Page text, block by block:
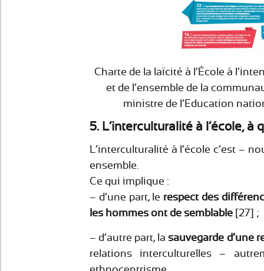
Charte de la laïcité à l’École à
et de l’ensemble de la
ministre de l’Education
5. L’interculturalité à l’école, à
L’interculturalité à l’école c’est –
ensemble.
Ce qui implique :
– d’une part, le respect des
les hommes ont de semblable [27] ;
– d’autre part, la sauvegarde d’une
relations interculturelles –